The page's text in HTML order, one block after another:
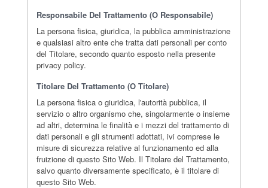
Responsabile Del Trattamento (o Responsabile)
La persona fisica, giuridica, la pubblica amministrazione
e qualsiasi altro ente che tratta dati personali per conto
del Titolare, secondo quanto esposto nella presente
privacy policy.
Titolare Del Trattamento (o Titolare)
La persona fisica o giuridica, l'autorità pubblica, il
servizio o altro organismo che, singolarmente o insieme
ad altri, determina le finalità e i mezzi del trattamento di
dati personali e gli strumenti adottati, ivi comprese le
misure di sicurezza relative al funzionamento ed alla
fruizione di questo Sito Web. Il Titolare del Trattamento,
salvo quanto diversamente specificato, è il titolare di
questo Sito Web.